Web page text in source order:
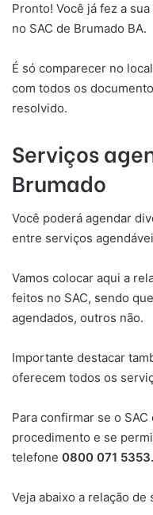
Pronto! Você já fez a
no SAC de Brumado BA.
É só comparecer no
com todos os
resolvido.
Serviços
Brumado
Você poderá agendar
entre serviços
Vamos colocar aqui a
feitos no SAC, sendo
agendados, outros não.
Importante destacar
oferecem todos os
Para confirmar se o
procedimento e se
telefone 0800 071 5353.
Veja abaixo a relação